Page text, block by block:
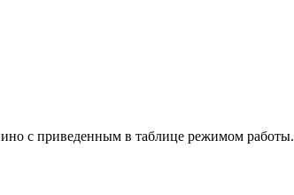
с приведенным в таблице режимом работы.